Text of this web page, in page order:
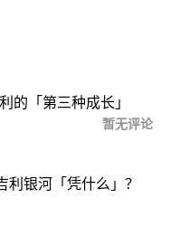
的「第三种成长」
暂无评论
银河「凭什么」？